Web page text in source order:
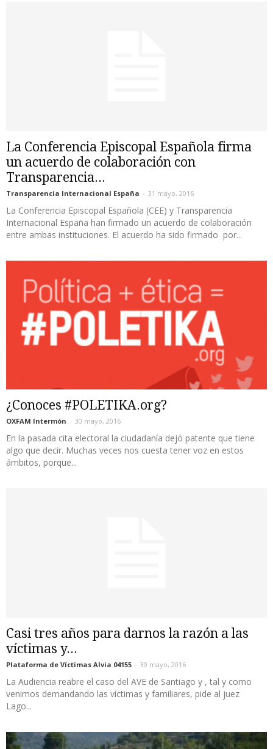
La Conferencia Episcopal Española firma
un acuerdo de colaboración con
Transparencia...
Transparencia Internacional España - 31 mayo, 2016
La Conferencia Episcopal Española (CEE) y Transparencia
Internacional España han firmado un acuerdo de colaboración
entre ambas instituciones. El acuerdo ha sido firmado por...
¿Conoces #POLETIKA.org?
OXFAM Intermón - 30 mayo, 2016
En la pasada cita electoral la ciudadanía dejó patente que tiene
algo que decir. Muchas veces nos cuesta tener voz en estos
ámbitos, porque...
Casi tres años para darnos la razón a las
víctimas y...
Plataforma de Víctimas Alvia 04155 - 30 mayo, 2016
La Audiencia reabre el caso del AVE de Santiago y , tal y como
venimos demandando las víctimas y familiares, pide al juez
Lago...